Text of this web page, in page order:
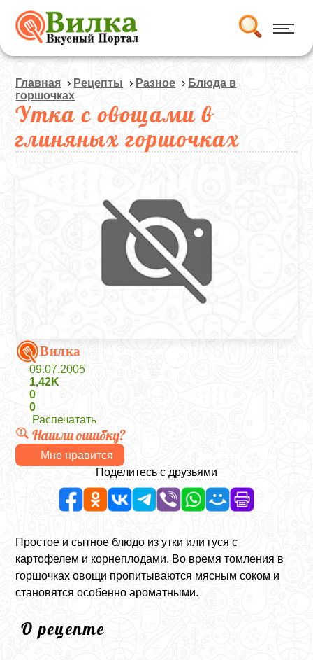
Главная › Рецепты › Разное › Блюда в
горшочках
Утка с овощами в
глиняных горшочках
Вилка
09.07.2005
1,42K
0
0
Распечатать
Нашли ошибку?
Мне нравится
Поделитесь с друзьями
Простое и сытное блюдо из утки или гуся с
картофелем и корнеплодами. Во время томления в
горшочках овощи пропитываются мясным соком и
становятся особенно ароматными.
О рецепте